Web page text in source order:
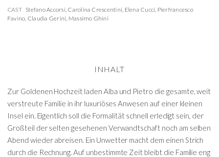
CAST Stefano Accorsi, Carolina Crescentini, Elena Cucci, Pierfrancesco
Favino, Claudia Gerini, Massimo Ghini
INHALT
Zur Goldenen Hochzeit laden Alba und Pietro die gesamte, weit
verstreute Familie in ihr luxuriöses Anwesen auf einer kleinen
Insel ein. Eigentlich soll die Formalität schnell erledigt sein, der
Großteil der selten gesehenen Verwandtschaft noch am selben
Abend wieder abreisen. Ein Unwetter macht dem einen Strich
durch die Rechnung. Auf unbestimmte Zeit bleibt die Familie eng